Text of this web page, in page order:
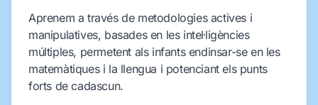
Aprenem a través de metodologies actives i
manipulatives, basades en les intel·ligències
múltiples, permetent als infants endinsar-se en les
matemàtiques i la llengua i potenciant els punts
forts de cadascun.